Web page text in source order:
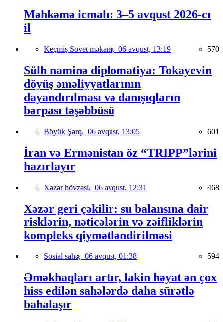
Məhkəmə icmalı: 3–5 avqust 2026-cı
il
Keçmiş Sovet məkanı, 06 avqust, 13:19 570
Sülh naminə diplomatiya: Tokayevin
döyüş əməliyyatlarının
dayandırılması və danışıqların
bərpası təşəbbüsü
Böyük Şərq, 06 avqust, 13:05 601
İran və Ermənistan öz “TRIPP”lərini
hazırlayır
Xəzər hövzəsi, 06 avqust, 12:31 468
Xəzər geri çəkilir: su balansına dair
risklərin, nəticələrin və zəifliklərin
kompleks qiymətləndirilməsi
Sosial sahə, 06 avqust, 01:38 594
Əməkhaqları artır, lakin həyat ən çox
hiss edilən sahələrdə daha sürətlə
bahalaşır